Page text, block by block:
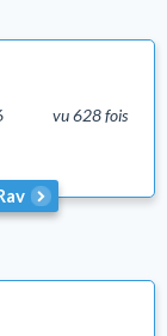
vu 628 fois